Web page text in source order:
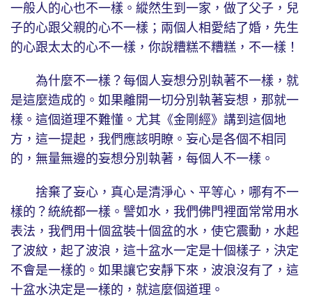
一般人的心也不一樣。縱然生到一家，做了父子，兒
子的心跟父親的心不一樣；兩個人相愛結了婚，先生
的心跟太太的心不一樣，你說糟糕不糟糕，不一樣！
為什麼不一樣？每個人妄想分別執著不一樣，就
是這麼造成的。如果離開一切分別執著妄想，那就一
樣。這個道理不難懂。尤其《金剛經》講到這個地
方，這一提起，我們應該明瞭。妄心是各個不相同
的，無量無邊的妄想分別執著，每個人不一樣。
捨棄了妄心，真心是清淨心、平等心，哪有不一
樣的？統統都一樣。譬如水，我們佛門裡面常常用水
表法，我們用十個盆裝十個盆的水，使它震動，水起
了波紋，起了波浪，這十盆水一定是十個樣子，決定
不會是一樣的。如果讓它安靜下來，波浪沒有了，這
十盆水決定是一樣的，就這麼個道理。